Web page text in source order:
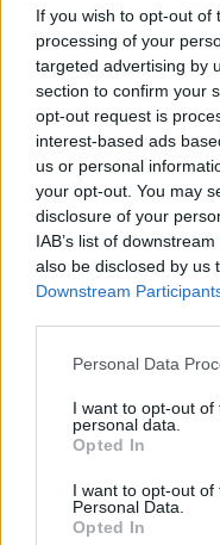
If you wish to opt-out of
processing of your
targeted advertising by
section to confirm your
opt-out request is
interest-based ads
us or personal
your opt-out. You may
disclosure of your
IAB’s list of
also be disclosed by us
Downstream
Personal Data
I want to opt-out
personal data.
Opted In
I want to opt-out of
Personal Data.
Opted In
Alle Sender